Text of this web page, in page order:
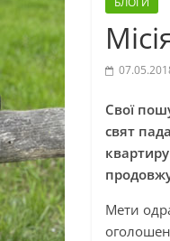
Свої
свят
Мети